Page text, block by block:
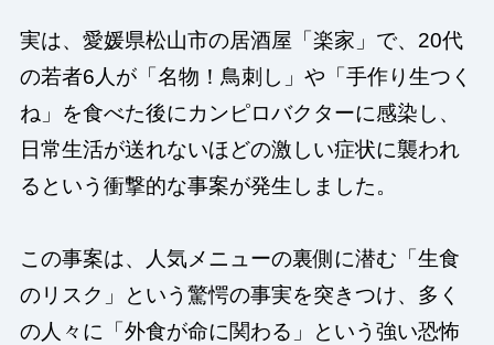
実は、愛媛県松山市の居酒屋「楽家」で、20代
の若者6人が「名物！鳥刺し」や「手作り生つく
ね」を食べた後にカンピロバクターに感染し、
日常生活が送れないほどの激しい症状に襲われ
るという衝撃的な事案が発生しました。
この事案は、人気メニューの裏側に潜む「生食
のリスク」という驚愕の事実を突きつけ、多く
の人々に「外食が命に関わる」という強い恐怖